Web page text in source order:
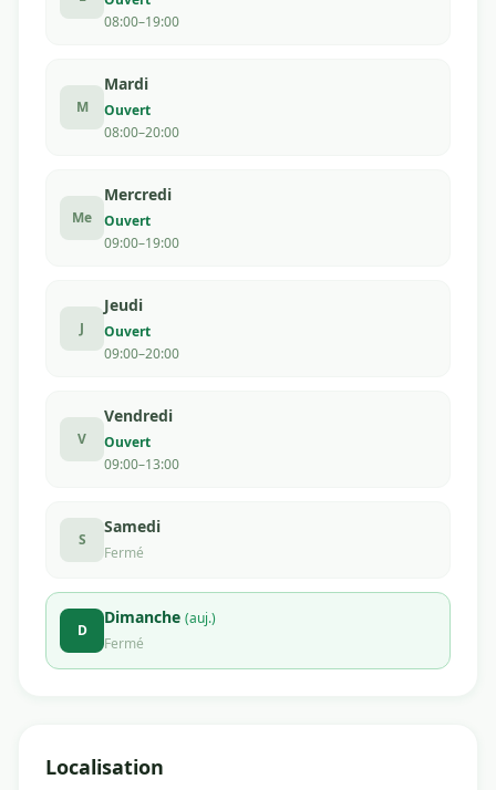
08:00–19:00
M
Mardi
Ouvert
08:00–20:00
Me
Mercredi
Ouvert
09:00–19:00
J
Jeudi
Ouvert
09:00–20:00
V
Vendredi
Ouvert
09:00–13:00
S
Samedi
Fermé
D
Dimanche (auj.)
Fermé
Localisation